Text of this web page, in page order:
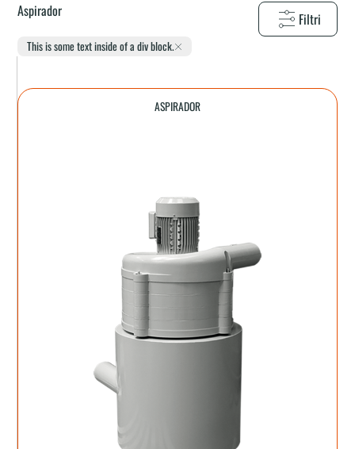
Aspirador Filtri
This is some text inside of a div block.
ASPIRADOR